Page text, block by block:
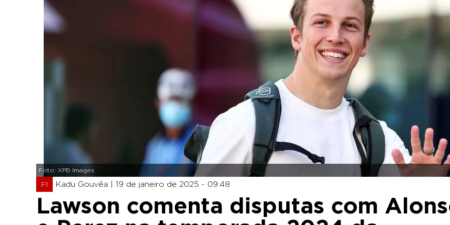
Foto: XPB Images
F1 Kadu Gouvêa | 19 de janeiro de 2025 - 09:48
Lawson comenta disputas com